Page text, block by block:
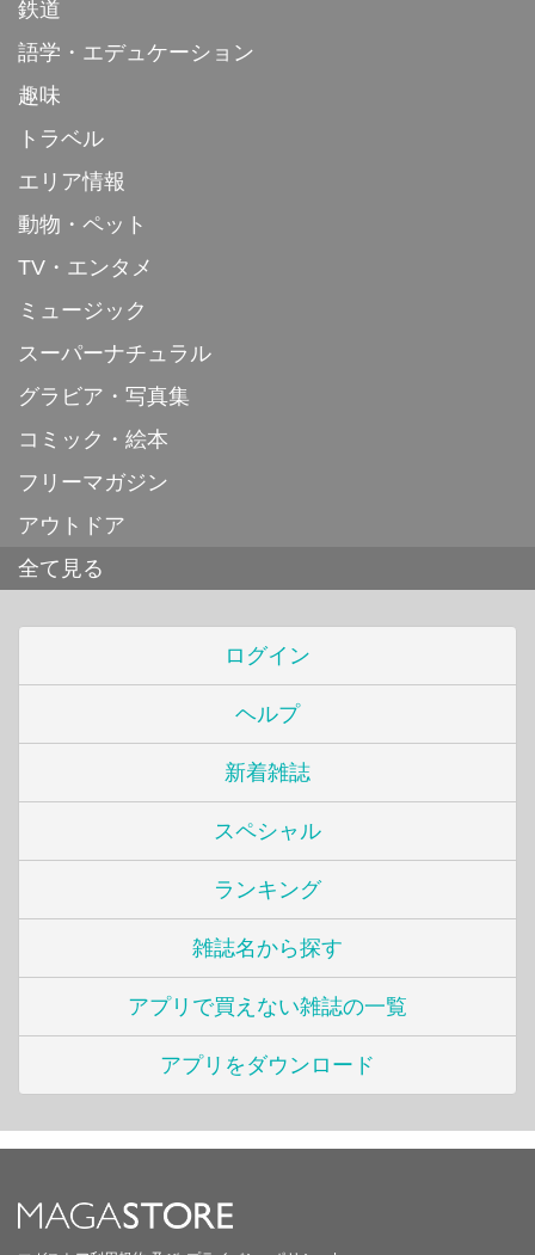
鉄道
語学・エデュケーション
趣味
トラベル
エリア情報
動物・ペット
TV・エンタメ
ミュージック
スーパーナチュラル
グラビア・写真集
コミック・絵本
フリーマガジン
アウトドア
全て見る
ログイン
ヘルプ
新着雑誌
スペシャル
ランキング
雑誌名から探す
アプリで買えない雑誌の一覧
アプリをダウンロード